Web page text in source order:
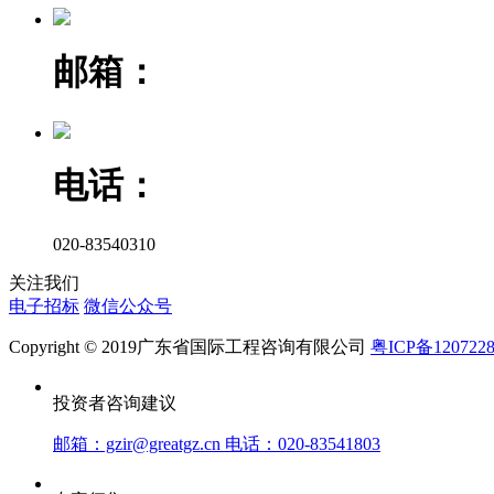
邮箱：
电话：
020-83540310
关注我们
电子招标 微信公众号
Copyright © 2019广东省国际工程咨询有限公司 粤ICP备
投资者咨询建议
邮箱：gzir@greatgz.cn 电话：020-83541803